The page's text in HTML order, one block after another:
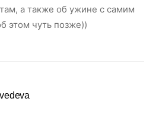
а также об ужине с самим
этом чуть позже))